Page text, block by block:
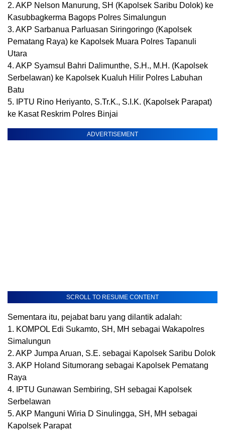
2. AKP Nelson Manurung, SH (Kapolsek Saribu Dolok) ke
Kasubbagkerma Bagops Polres Simalungun
3. AKP Sarbanua Parluasan Siringoringo (Kapolsek
Pematang Raya) ke Kapolsek Muara Polres Tapanuli
Utara
4. AKP Syamsul Bahri Dalimunthe, S.H., M.H. (Kapolsek
Serbelawan) ke Kapolsek Kualuh Hilir Polres Labuhan
Batu
5. IPTU Rino Heriyanto, S.Tr.K., S.I.K. (Kapolsek Parapat)
ke Kasat Reskrim Polres Binjai
ADVERTISEMENT
SCROLL TO RESUME CONTENT
Sementara itu, pejabat baru yang dilantik adalah:
1. KOMPOL Edi Sukamto, SH, MH sebagai Wakapolres
Simalungun
2. AKP Jumpa Aruan, S.E. sebagai Kapolsek Saribu Dolok
3. AKP Holand Situmorang sebagai Kapolsek Pematang
Raya
4. IPTU Gunawan Sembiring, SH sebagai Kapolsek
Serbelawan
5. AKP Manguni Wiria D Sinulingga, SH, MH sebagai
Kapolsek Parapat